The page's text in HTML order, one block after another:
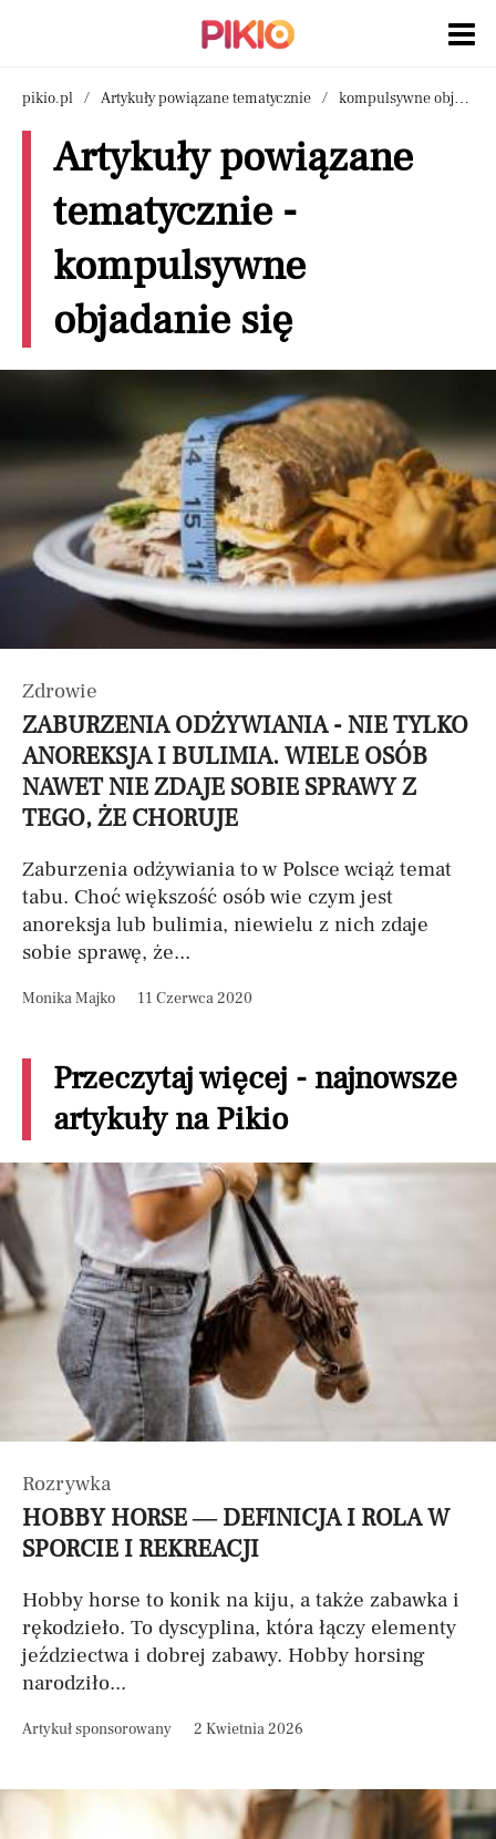
pikio.pl Artykuły powiązane tematycznie kompulsywne objadanie się
Artykuły powiązane
tematycznie -
kompulsywne
objadanie się
Zdrowie
ZABURZENIA ODŻYWIANIA - NIE TYLKO
ANOREKSJA I BULIMIA. WIELE OSÓB
NAWET NIE ZDAJE SOBIE SPRAWY Z
TEGO, ŻE CHORUJE
Zaburzenia odżywiania to w Polsce wciąż temat
tabu. Choć większość osób wie czym jest
anoreksja lub bulimia, niewielu z nich zdaje
sobie sprawę, że...
Monika Majko 11 Czerwca 2020
Przeczytaj więcej - najnowsze
artykuły na Pikio
Rozrywka
HOBBY HORSE — DEFINICJA I ROLA W
SPORCIE I REKREACJI
Hobby horse to konik na kiju, a także zabawka i
rękodzieło. To dyscyplina, która łączy elementy
jeździectwa i dobrej zabawy. Hobby horsing
narodziło...
Artykuł sponsorowany 2 Kwietnia 2026